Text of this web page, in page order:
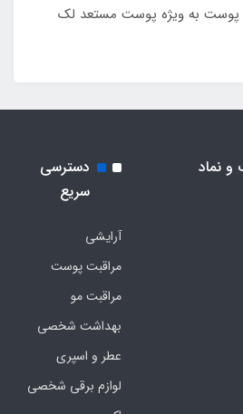
پوست به ویژه پوست مستعد لک
و نماد
دسترسی
سریع
آرایشی
مراقبت پوست
مراقبت مو
بهداشت شخصی
عطر و اسپری
لوازم برقی شخصی